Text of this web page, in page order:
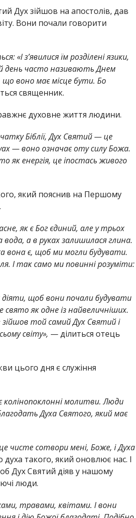
Дух зійшов на апостолів, дав
Вони почали говорити
«І з’явилися їм розділені язики,
день часто називають Днем
воно має місце бути. Бо
священник.
духовне життя людини.
Біблії, Дух Святий — це
— воно означає оту силу Божа.
як енергія, це іпостась живого
який пояснив на Першому
як є Бог єдиний, але у трьох
вода, а в руках залишилася глина.
вона є, щоб ми могли будувати.
І так само ми повинні розуміти:
діяти, щоб вони почали будувати
свято як одне із найвеличніших.
той самий Дух Святий і
світу», — ділиться отець
цього дня є служіння
колінопоклонні молитви. Люди
Духа Святого, який має
чисте сотвори мені, Боже, і Духа
такого, який оновлює нас. І
Дух Святий діяв у нашому
люди.
травами, квітами. І вони